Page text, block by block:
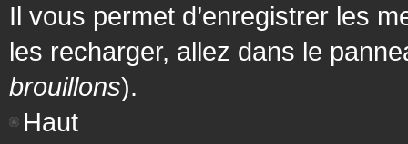
Il vous permet d’enregistrer les
les recharger, allez dans le
brouillons).
Haut